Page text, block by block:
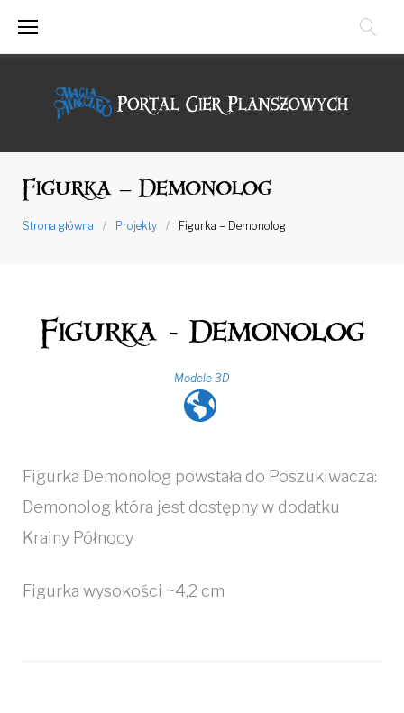
Figurka – Demonolog
Strona główna / Projekty / Figurka – Demonolog
Figurka - Demonolog
Modele 3D
Figurka Demonolog powstała do Poszukiwacza:
Demonolog która jest dostępny w dodatku
Krainy Północy
Figurka wysokości ~4,2 cm